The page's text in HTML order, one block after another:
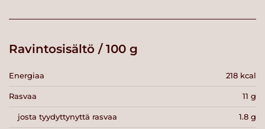
Ravintosisältö / 100 g
Energiaa 218 kcal
Rasvaa 11 g
josta tyydyttynyttä rasvaa 1.8 g